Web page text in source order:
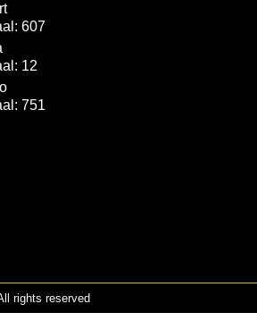
607
12
751
rights reserved